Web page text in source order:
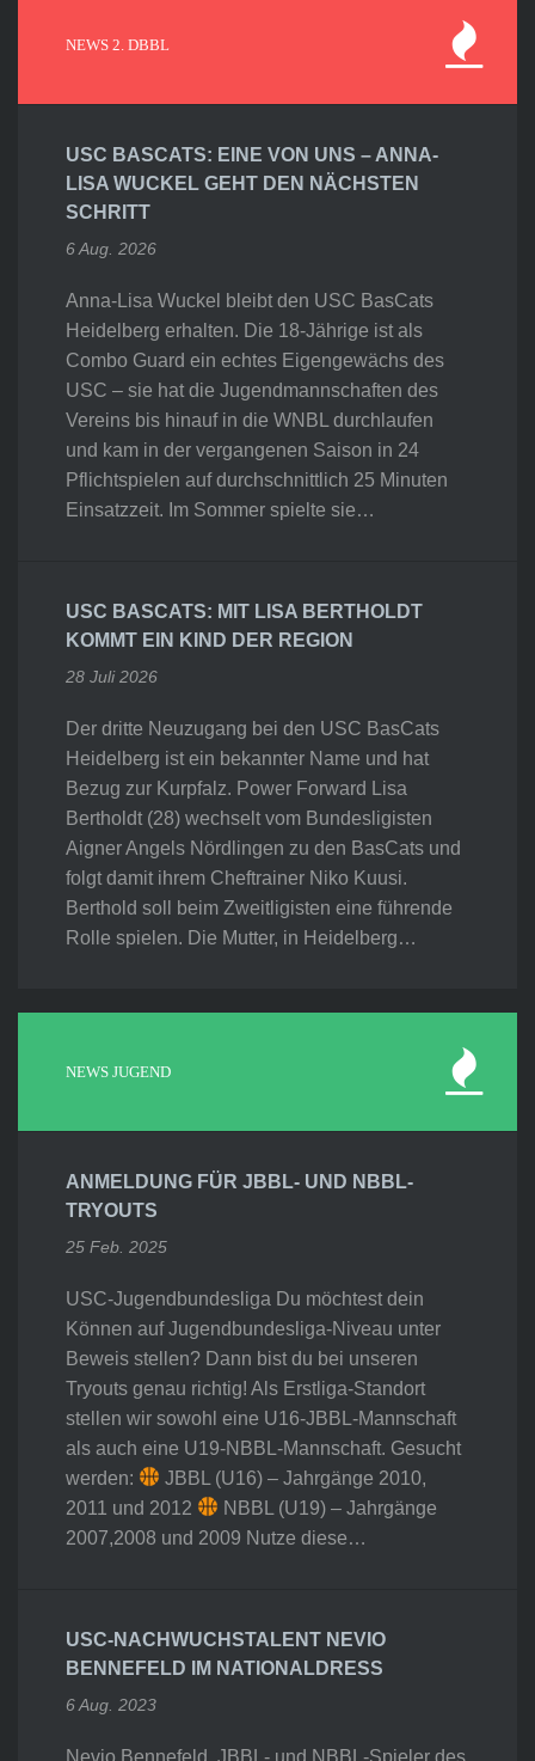
NEWS 2. DBBL
USC BASCATS: EINE VON UNS – ANNA-
LISA WUCKEL GEHT DEN NÄCHSTEN
SCHRITT
6 Aug. 2026
Anna-Lisa Wuckel bleibt den USC BasCats
Heidelberg erhalten. Die 18-Jährige ist als
Combo Guard ein echtes Eigengewächs des
USC – sie hat die Jugendmannschaften des
Vereins bis hinauf in die WNBL durchlaufen
und kam in der vergangenen Saison in 24
Pflichtspielen auf durchschnittlich 25 Minuten
Einsatzzeit. Im Sommer spielte sie…
USC BASCATS: MIT LISA BERTHOLDT
KOMMT EIN KIND DER REGION
28 Juli 2026
Der dritte Neuzugang bei den USC BasCats
Heidelberg ist ein bekannter Name und hat
Bezug zur Kurpfalz. Power Forward Lisa
Bertholdt (28) wechselt vom Bundesligisten
Aigner Angels Nördlingen zu den BasCats und
folgt damit ihrem Cheftrainer Niko Kuusi.
Berthold soll beim Zweitligisten eine führende
Rolle spielen. Die Mutter, in Heidelberg…
NEWS JUGEND
ANMELDUNG FÜR JBBL- UND NBBL-
TRYOUTS
25 Feb. 2025
USC-Jugendbundesliga Du möchtest dein
Können auf Jugendbundesliga-Niveau unter
Beweis stellen? Dann bist du bei unseren
Tryouts genau richtig! Als Erstliga-Standort
stellen wir sowohl eine U16-JBBL-Mannschaft
als auch eine U19-NBBL-Mannschaft. Gesucht
werden:
JBBL (U16) – Jahrgänge 2010,
2011 und 2012
NBBL (U19) – Jahrgänge
2007,2008 und 2009 Nutze diese…
USC-NACHWUCHSTALENT NEVIO
BENNEFELD IM NATIONALDRESS
6 Aug. 2023
Nevio Bennefeld, JBBL- und NBBL-Spieler des